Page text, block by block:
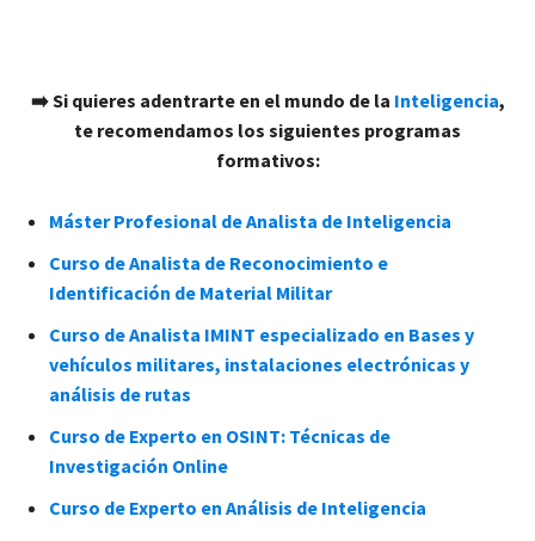
➡️​ Si quieres adentrarte en el mundo de la Inteligencia,
te recomendamos los siguientes programas
formativos:
Máster Profesional de Analista de Inteligencia
Curso de Analista de Reconocimiento e
Identificación de Material Militar
Curso de Analista IMINT especializado en Bases y
vehículos militares, instalaciones electrónicas y
análisis de rutas
Curso de Experto en OSINT: Técnicas de
Investigación Online
Curso de Experto en Análisis de Inteligencia